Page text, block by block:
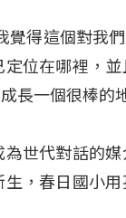
得這個對我
位在哪裡，
長一個很棒的
世代對話的
，春日國小